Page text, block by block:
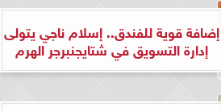
إضافة قوية للفندق.. إسلام ناجي يتولى
إدارة التسويق في شتايجنبرجر الهرم